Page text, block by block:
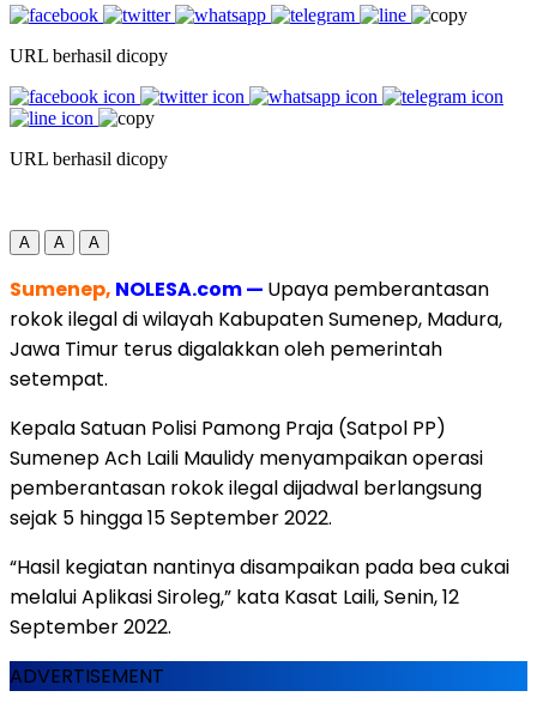
URL berhasil dicopy
URL berhasil dicopy
A A A
Sumenep, NOLESA.com — Upaya pemberantasan
rokok ilegal di wilayah Kabupaten Sumenep, Madura,
Jawa Timur terus digalakkan oleh pemerintah
setempat.
Kepala Satuan Polisi Pamong Praja (Satpol PP)
Sumenep Ach Laili Maulidy menyampaikan operasi
pemberantasan rokok ilegal dijadwal berlangsung
sejak 5 hingga 15 September 2022.
“Hasil kegiatan nantinya disampaikan pada bea cukai
melalui Aplikasi Siroleg,” kata Kasat Laili, Senin, 12
September 2022.
ADVERTISEMENT